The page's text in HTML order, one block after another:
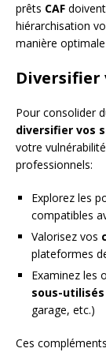
prêts CAF
hiérarchisation
manière
Diversifier
Pour consolider
diversifier vos
votre
professionnels:
Explorez les
compatibles
Valorisez vos
plateformes
Examinez les
sous-utilisés
garage, etc.)
Ces